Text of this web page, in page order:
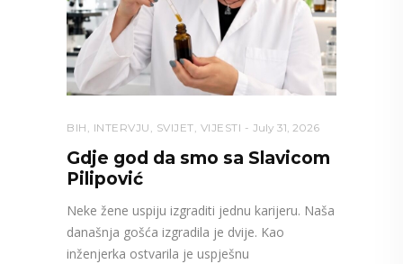
BIH , INTERVJU , SVIJET, VIJESTI July 31, 2026
Gdje god da smo sa Slavicom
Pilipović
Neke žene uspiju izgraditi jednu karijeru. Naša
današnja gošća izgradila je dvije. Kao
inženjerka ostvarila je uspješnu